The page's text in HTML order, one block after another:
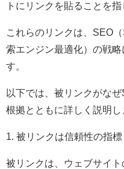
トにリンクを貼ることを指
これらのリンクは、SEO
索エンジン最適化）の戦
す。
以下では、被リンクがな
根拠とともに詳しく説明し
1. 被リンクは信頼性の指標
被リンクは、ウェブサイ